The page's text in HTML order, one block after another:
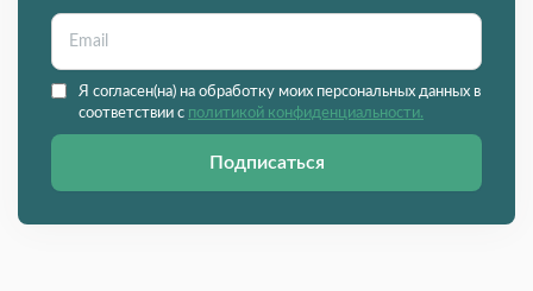
Я согласен(на) на обработку моих персональных данных в
соответствии с политикой конфиденциальности.
Подписаться